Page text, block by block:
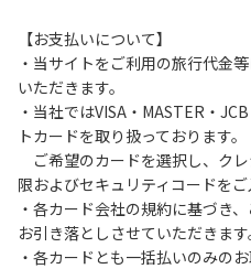
は、お持ち帰りをお願いします
【禁止事項】
カラオケ、発電機、地面での
ァイヤー、打ち上げ式花火、
【注意事項】
当キャンプ場のそばを流れる
時間で増水し、川原で遊んで
すく、過去にも増水により人
【お支払いについて】
・当サイトをご利用の旅行代金
いただきます。
・当社ではVISA・MASTER・
トカードを取り扱っております。
ご希望のカードを選択し、ク
限およびセキュリティコードをご
・各カード会社の規約に基づき
お引き落としさせていただきます
・各カードとも一括払いのみの